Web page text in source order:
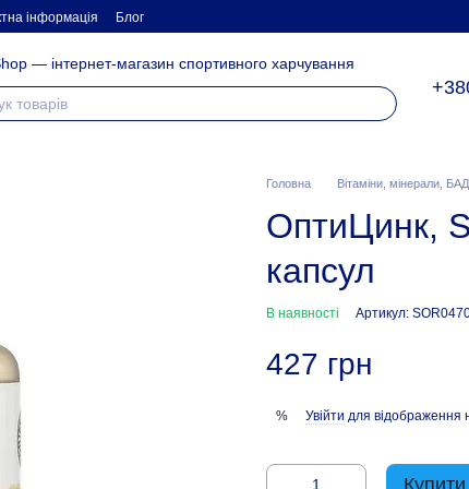
інформація Блог
— інтернет-магазин спортивного харчування
Головна Вітаміни, мінерали,
ОптиЦинк,
капсул
В наявності Артикул:
427 грн
% Увійти для відображення
Купити